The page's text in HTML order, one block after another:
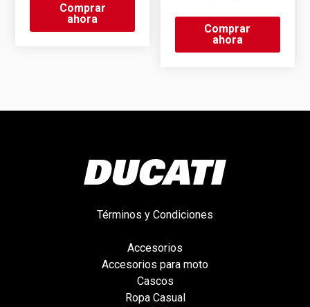
Comprar
ahora
Comprar
ahora
Términos y Condiciones
Accesorios
Accesorios para moto
Cascos
Ropa Casual